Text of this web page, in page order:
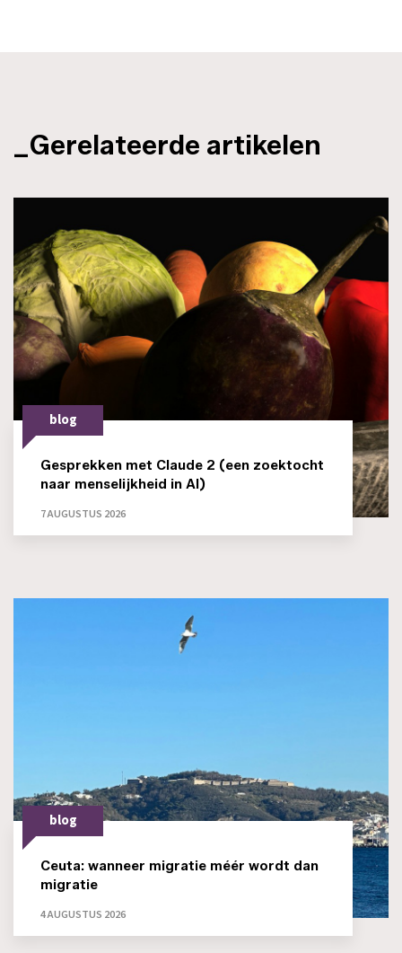
_Gerelateerde artikelen
blog
Gesprekken met Claude 2 (een zoektocht
naar menselijkheid in AI)
7 AUGUSTUS 2026
blog
Ceuta: wanneer migratie méér wordt dan
migratie
4 AUGUSTUS 2026